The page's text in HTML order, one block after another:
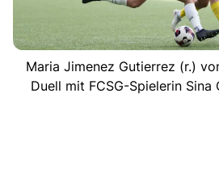
Maria Jimenez Gutierrez (r.)
Duell mit FCSG-Spielerin